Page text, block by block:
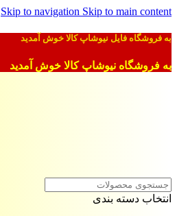
Skip to navigation Skip to main content
به فروشگاه فایل نیوشاپ کالا خوش آمدید
به فروشگاه نیوشاپ کالا خوش آمدید
انتخاب دسته بندی